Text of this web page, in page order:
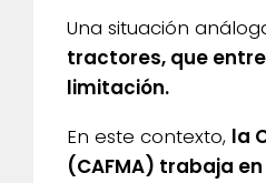
Una situación
tractores, que
limitación.
En este contexto, la
(CAFMA) trabaja